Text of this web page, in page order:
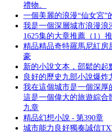
禮物。
一個美麗的浪漫“仙女宮”
我是一個深層城市浪漫浪
1625集的大章推薦（1）
精品精品奇特羅馬尼紅房
豪
新的小說文本，邵鬆的起
良好的歷史九部小說爆炸
我在這個城市是一個深厚
這是一個偉大的旅遊綜合
九章
精品幻想小說 - 第390章
城市能力良好獨奏誠信